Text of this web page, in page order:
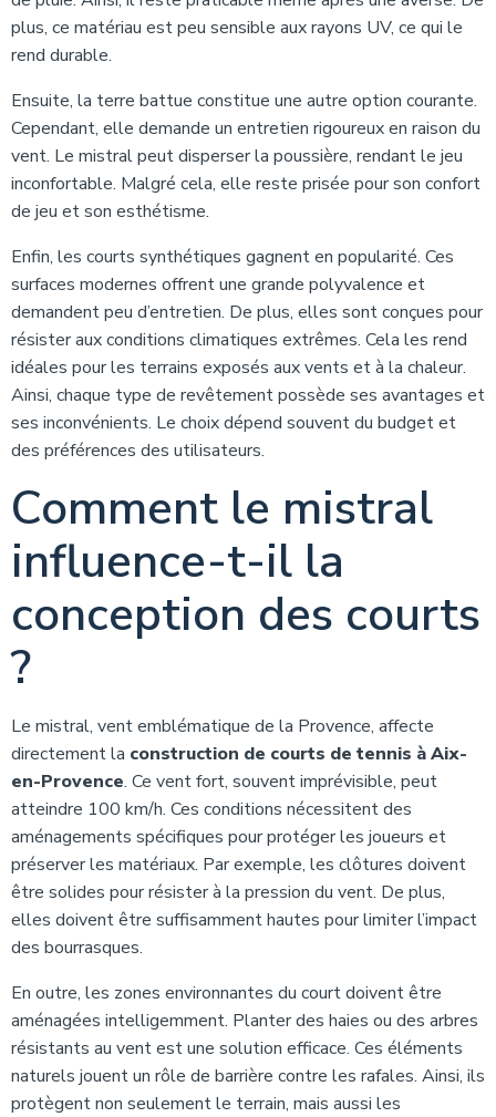
plus, ce matériau est peu sensible aux rayons UV, ce qui le
rend durable.
Ensuite, la terre battue constitue une autre option courante.
Cependant, elle demande un entretien rigoureux en raison du
vent. Le mistral peut disperser la poussière, rendant le jeu
inconfortable. Malgré cela, elle reste prisée pour son confort
de jeu et son esthétisme.
Enfin, les courts synthétiques gagnent en popularité. Ces
surfaces modernes offrent une grande polyvalence et
demandent peu d’entretien. De plus, elles sont conçues pour
résister aux conditions climatiques extrêmes. Cela les rend
idéales pour les terrains exposés aux vents et à la chaleur.
Ainsi, chaque type de revêtement possède ses avantages et
ses inconvénients. Le choix dépend souvent du budget et
des préférences des utilisateurs.
Comment le mistral
influence-t-il la
conception des courts
?
Le mistral, vent emblématique de la Provence, affecte
directement la construction de courts de tennis à Aix-
en-Provence. Ce vent fort, souvent imprévisible, peut
atteindre 100 km/h. Ces conditions nécessitent des
aménagements spécifiques pour protéger les joueurs et
préserver les matériaux. Par exemple, les clôtures doivent
être solides pour résister à la pression du vent. De plus,
elles doivent être suffisamment hautes pour limiter l’impact
des bourrasques.
En outre, les zones environnantes du court doivent être
aménagées intelligemment. Planter des haies ou des arbres
résistants au vent est une solution efficace. Ces éléments
naturels jouent un rôle de barrière contre les rafales. Ainsi, ils
protègent non seulement le terrain, mais aussi les